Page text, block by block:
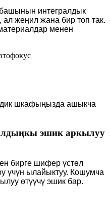
интегралдык
жеңил жана бир топ так.
менен
шкафыңызда ашыкча
эшик аркылуу
бирге шифер үстөл
үчүн ылайыктуу. Кошумча
өтүүчү эшик бар.